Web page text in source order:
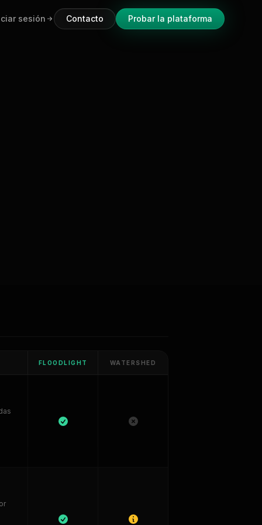
sesión Contacto Probar la plataforma
FLOODLIGHT WATERSHED